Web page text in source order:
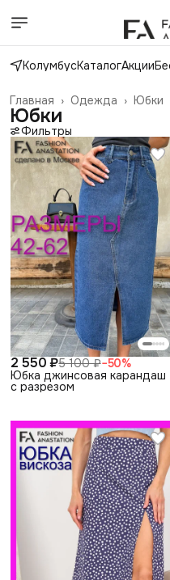
КолумбусКаталогАкции
Юбки
Одежда ›
Главная ›
Юбки
Фильтры
2 550 ₽5 100 ₽−50%
Юбка джинсовая карандаш
с разрезом